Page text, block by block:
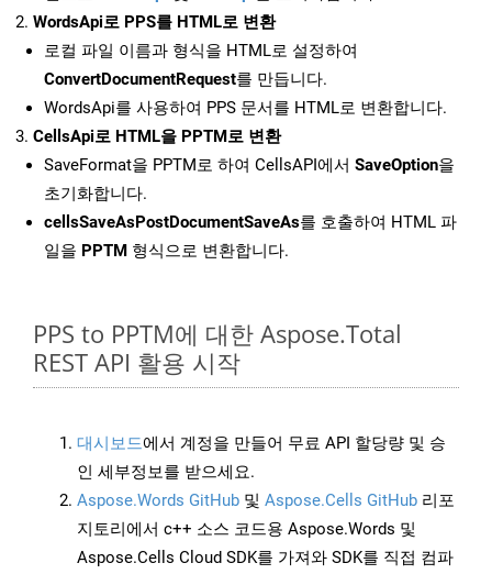
WordsApi로 PPS를 HTML로 변환
로컬 파일 이름과 형식을 HTML로 설정하여
ConvertDocumentRequest를 만듭니다.
WordsApi를 사용하여 PPS 문서를 HTML로 변환합니다.
CellsApi로 HTML을 PPTM로 변환
SaveFormat을 PPTM로 하여 CellsAPI에서 SaveOption을
초기화합니다.
cellsSaveAsPostDocumentSaveAs를 호출하여 HTML 파
일을 PPTM 형식으로 변환합니다.
PPS to PPTM에 대한 Aspose.Total
REST API 활용 시작
대시보드에서 계정을 만들어 무료 API 할당량 및 승
인 세부정보를 받으세요.
Aspose.Words GitHub 및 Aspose.Cells GitHub 리포
지토리에서 c++ 소스 코드용 Aspose.Words 및
Aspose.Cells Cloud SDK를 가져와 SDK를 직접 컴파